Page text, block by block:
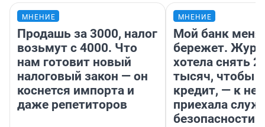
МНЕНИЕ
Продашь за 3000, налог
возьмут с 4000. Что
нам готовит новый
налоговый закон — он
коснется импорта и
даже репетиторов
МНЕНИЕ
Мой банк меня
бережет.
хотела снять
тысяч, чтобы
кредит, — к
приехала
безопасности